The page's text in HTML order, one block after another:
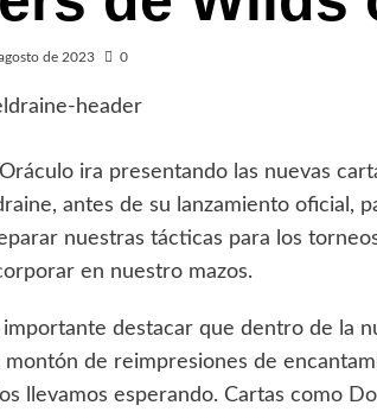
de 2023 0
Oráculo ira presentando las nuevas
antes de su lanzamiento oficial,
nuestras tácticas para los
en nuestro mazos.
importante destacar que dentro de la
montón de reimpresiones de
llevamos esperando. Cartas como